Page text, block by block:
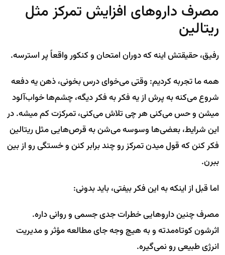
مصرف داروهای افزایش تمرکز مثل
ریتالین
رفیق، حقیقتش اینه که دوران امتحان و کنکور واقعاً پر استرسه.
همه ما تجربه کردیم: وقتی می‌خوای درس بخونی، ذهن یه دفعه
شروع می‌کنه به پرش از یه فکر به فکر دیگه، چشم‌ها خواب‌آلود
میشن و حس می‌کنی هر چی تلاش می‌کنی، تمرکزت کم میشه. در
این شرایط، بعضی‌ها وسوسه می‌شن به قرص‌هایی مثل ریتالین
فکر کنن که قول میدن تمرکز رو چند برابر کنن و خستگی رو از بین
ببرن.
اما قبل از اینکه به این فکر بیفتی، باید بدونی:
مصرف چنین داروهایی خطرات جدی جسمی و روانی داره.
اثرشون کوتاه‌مدته و به هیچ وجه جای مطالعه مؤثر و مدیریت
انرژی طبیعی رو نمی‌گیره.